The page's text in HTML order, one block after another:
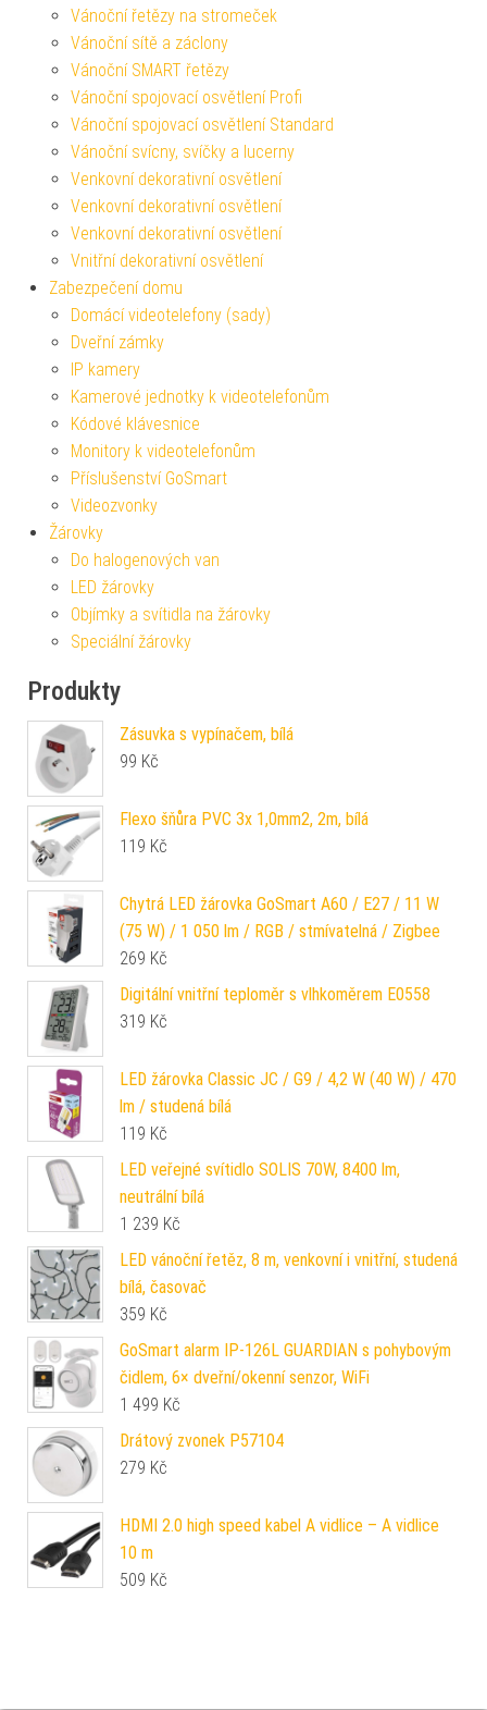
Vánoční řetězy na stromeček
Vánoční sítě a záclony
Vánoční SMART řetězy
Vánoční spojovací osvětlení Profi
Vánoční spojovací osvětlení Standard
Vánoční svícny, svíčky a lucerny
Venkovní dekorativní osvětlení
Venkovní dekorativní osvětlení
Venkovní dekorativní osvětlení
Vnitřní dekorativní osvětlení
Zabezpečení domu
Domácí videotelefony (sady)
Dveřní zámky
IP kamery
Kamerové jednotky k videotelefonům
Kódové klávesnice
Monitory k videotelefonům
Příslušenství GoSmart
Videozvonky
Žárovky
Do halogenových van
LED žárovky
Objímky a svítidla na žárovky
Speciální žárovky
Produkty
Zásuvka s vypínačem, bílá
99 Kč
Flexo šňůra PVC 3x 1,0mm2, 2m, bílá
119 Kč
Chytrá LED žárovka GoSmart A60 / E27 / 11 W
(75 W) / 1 050 lm / RGB / stmívatelná / Zigbee
269 Kč
Digitální vnitřní teploměr s vlhkoměrem E0558
319 Kč
LED žárovka Classic JC / G9 / 4,2 W (40 W) / 470
lm / studená bílá
119 Kč
LED veřejné svítidlo SOLIS 70W, 8400 lm,
neutrální bílá
1 239 Kč
LED vánoční řetěz, 8 m, venkovní i vnitřní, studená
bílá, časovač
359 Kč
GoSmart alarm IP‑126L GUARDIAN s pohybovým
čidlem, 6× dveřní/okenní senzor, WiFi
1 499 Kč
Drátový zvonek P57104
279 Kč
HDMI 2.0 high speed kabel A vidlice – A vidlice
10 m
509 Kč